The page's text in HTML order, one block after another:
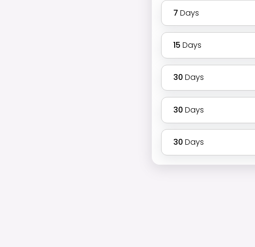
7 Days
15 Days
30 Days
30 Days
30 Days